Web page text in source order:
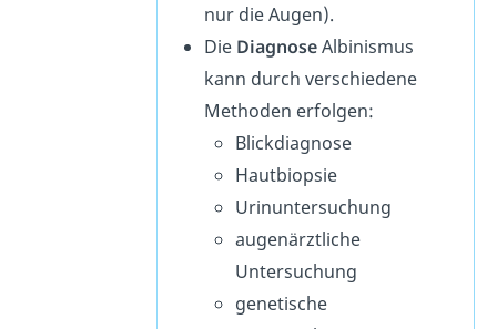
nur die Augen).
Die DiagnoseAlbinismus
kann durch verschiedene
Methoden erfolgen:
Blickdiagnose
Hautbiopsie
Urinuntersuchung
augenärztliche
Untersuchung
genetische